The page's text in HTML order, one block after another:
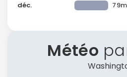
déc.
Météo